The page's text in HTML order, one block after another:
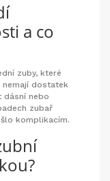
a co
zuby, které
nemají dostatek
nebo
zubař
komplikacím.